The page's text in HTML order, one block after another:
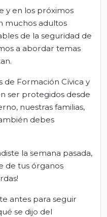
y en los próximos
muchos adultos
de la seguridad de
a abordar temas
de Formación Cívica y
ser protegidos desde
nuestras familias,
debes
la semana pasada,
de tus órganos
antes para seguir
se dijo del